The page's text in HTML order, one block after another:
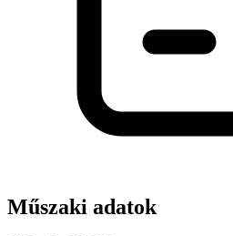
Műszaki adatok